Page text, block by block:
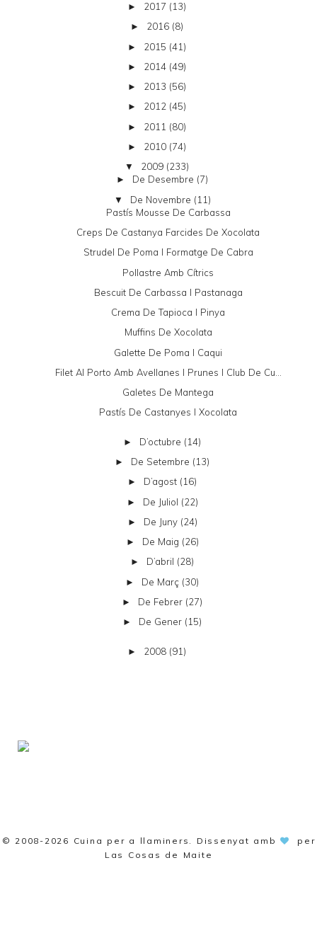
► 2017 (13)
► 2016 (8)
► 2015 (41)
► 2014 (49)
► 2013 (56)
► 2012 (45)
► 2011 (80)
► 2010 (74)
▼ 2009 (233)
► De Desembre (7)
▼ De Novembre (11)
Pastís Mousse De Carbassa
Creps De Castanya Farcides De Xocolata
Strudel De Poma I Formatge De Cabra
Pollastre Amb Cítrics
Bescuit De Carbassa I Pastanaga
Crema De Tapioca I Pinya
Muffins De Xocolata
Galette De Poma I Caqui
Filet Al Porto Amb Avellanes I Prunes I Club De Cu...
Galetes De Mantega
Pastís De Castanyes I Xocolata
► D’octubre (14)
► De Setembre (13)
► D’agost (16)
► De Juliol (22)
► De Juny (24)
► De Maig (26)
► D’abril (28)
► De Març (30)
► De Febrer (27)
► De Gener (15)
► 2008 (91)
© 2008-2026 Cuina per a llaminers . Dissenyat amb
per
Las Cosas de Maite